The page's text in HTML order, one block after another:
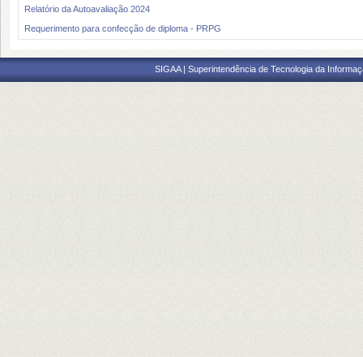
Relatório da Autoavaliação 2024
Requerimento para confecção de diploma - PRPG
SIGAA | Superintendência de Tecnologia da